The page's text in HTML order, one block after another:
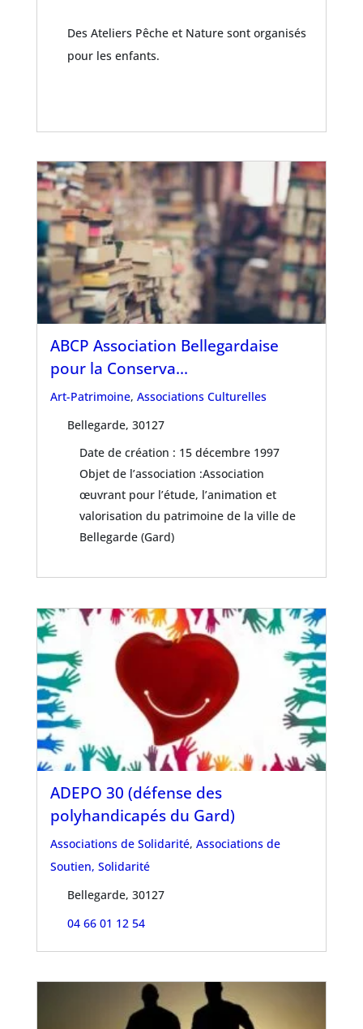
Des Ateliers Pêche et Nature sont organisés
pour les enfants.
ABCP Association Bellegardaise
pour la Conserva...
Art-Patrimoine, Associations Culturelles
Bellegarde, 30127
Date de création : 15 décembre 1997
Objet de l’association :Association
œuvrant pour l’étude, l’animation et
valorisation du patrimoine de la ville de
Bellegarde (Gard)
ADEPO 30 (défense des
polyhandicapés du Gard)
Associations de Solidarité, Associations de
Soutien, Solidarité
Bellegarde, 30127
04 66 01 12 54